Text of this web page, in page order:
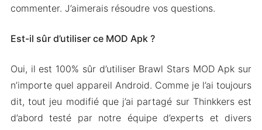
commenter. J’aimerais résoudre vos questions.
Est-il sûr d’utiliser ce MOD Apk ?
Oui, il est 100% sûr d’utiliser Brawl Stars MOD Apk sur
n’importe quel appareil Android. Comme je l’ai toujours
dit, tout jeu modifié que j’ai partagé sur Thinkkers est
d’abord testé par notre équipe d’experts et divers